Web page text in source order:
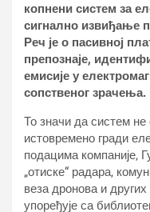
копнени систем за
сигнално извиђање
Реч је о пасивној
препознаје,
емисије у
сопственог зрачења.
То значи да систем не
истовремено гради
подацима компаније,
„отиске“ радара,
веза дронова и
упоређује са